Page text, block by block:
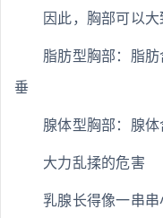
因此，胸部可以大
脂肪型胸部：脂
垂
腺体型胸部：腺
大力乱揉的危害
乳腺长得像一串串